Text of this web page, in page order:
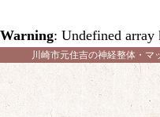
Warning: Undefined
川崎市元住吉の神経整体・マ